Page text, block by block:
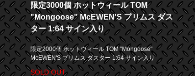
限定3000個 ホットウィール TOM
"Mongoose" McEWEN'S プリムス ダス
ター 1:64 サイン入り
限定2000個 ホットウィール TOM "Mongoose"
McEWEN'S プリムス ダスター 1:64 サイン入り
SOLD OUT